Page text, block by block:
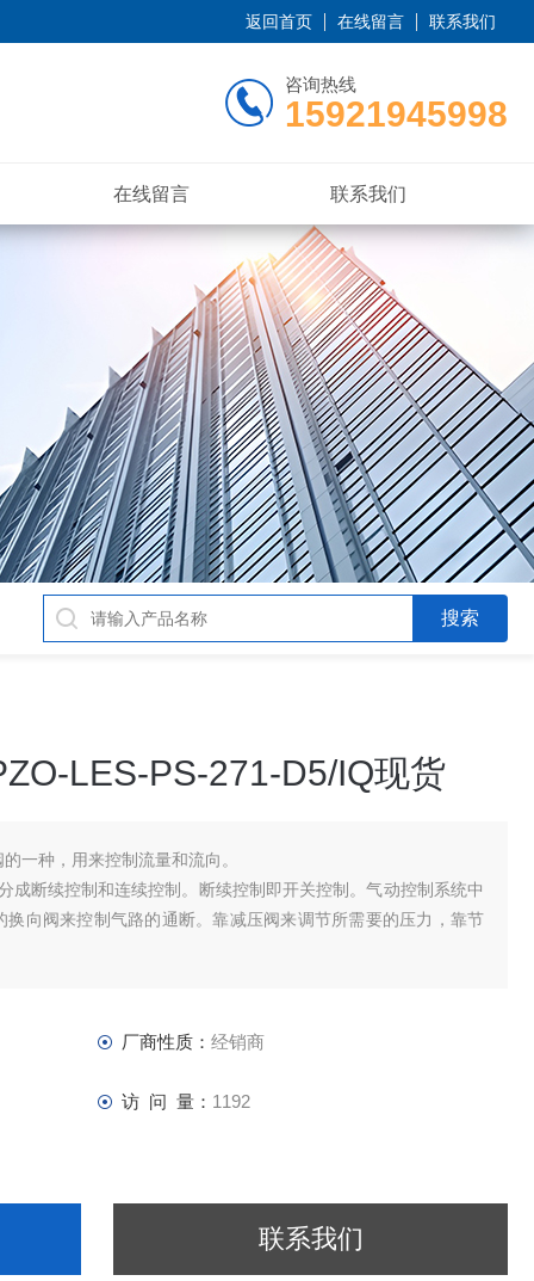
返回首页 在线留言 联系我们
咨询热线
15921945998
在线留言 联系我们
LES-PS-271-D5/IQ现货
一种，用来控制流量和流向。
断续控制和连续控制。断续控制即开关控制。气动控制系统中
向阀来控制气路的通断。靠减压阀来调节所需要的压力，靠节
厂商性质： 经销商
访 问 量： 1192
联系我们